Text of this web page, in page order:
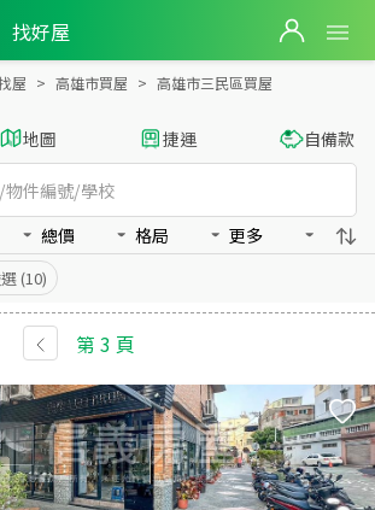
找好屋
三民區買房：店面房屋物件出售、房價分析
屋 高雄市買屋 高雄市三民區買屋
地圖 捷運 自備款
總價 格局 更多
(10)
第 3 頁